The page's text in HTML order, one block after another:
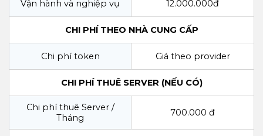
Vận hành và nghiệp vụ 12.000.000đ
CHI PHÍ THEO NHÀ CUNG CẤP
Chi phí token Giá theo provider
CHI PHÍ THUÊ SERVER (NẾU CÓ)
Chi phí thuê Server /
Tháng
700.000 đ